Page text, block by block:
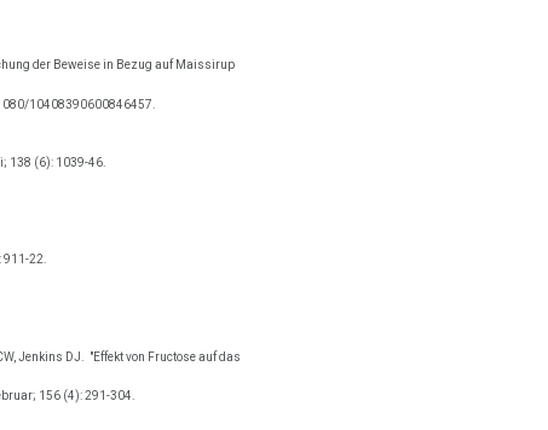
der Beweise in Bezug auf Maissirup
10408390600846457.
138 (6): 1039-46.
911-22.
Jenkins DJ. "Effekt von Fructose auf das
156 (4): 291-304.